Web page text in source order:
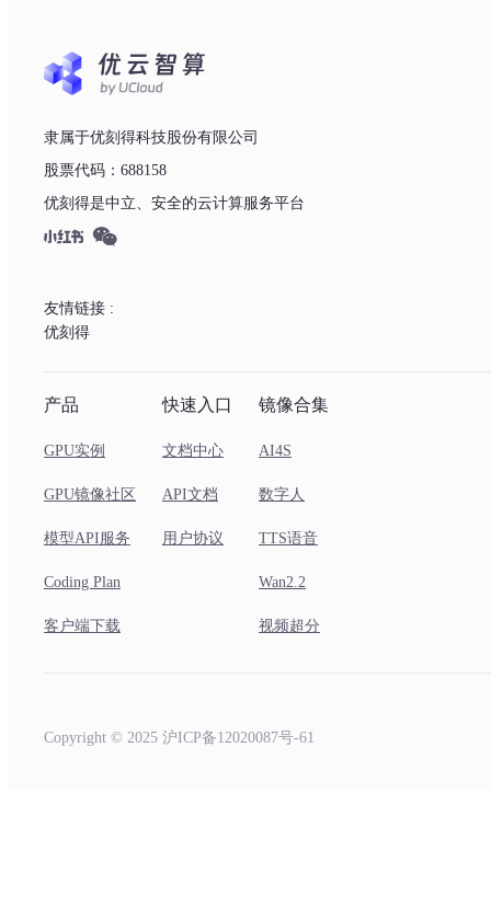
隶属于优刻得科技股份有限公司
股票代码：688158
优刻得是中立、安全的云计算服务平台
友情链接 :
优刻得
产品
GPU实例
GPU镜像社区
模型API服务
Coding Plan
客户端下载
快速入口
文档中心
API文档
用户协议
镜像合集
AI4S
数字人
TTS语音
Wan2.2
视频超分
Copyright © 2025 沪ICP备12020087号-61